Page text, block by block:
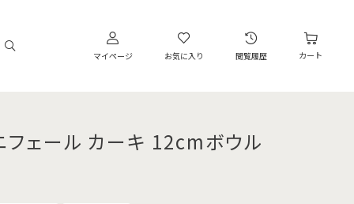
マイページ お気に入り 閲覧履歴 カート
フェール カーキ 12cmボウル